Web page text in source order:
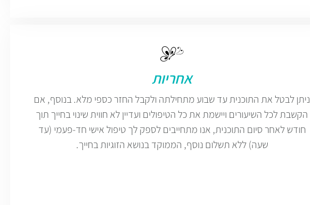
אחריות
ניתן לבטל את התוכנית עד שבוע מתחילתה ולקבל החזר כספי מלא. בנוסף, אם
הקשבת לכל השיעורים ויישמת את כל הטיפולים ועדיין לא חווית שינוי בחייך תוך
חודש לאחר סיום התוכנית, אנו מתחייבים לספק לך טיפול אישי חד-פעמי (עד
שעה) ללא תשלום נוסף, הממוקד בנושא הזוגיות בחייך.